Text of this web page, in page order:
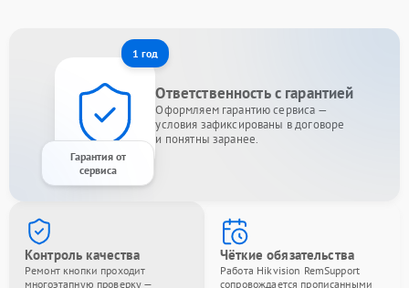
1 год
Гарантия от
сервиса
Ответственность с гарантией
Оформляем гарантию сервиса —
условия зафиксированы в договоре
и понятны заранее.
Контроль качества
Ремонт кнопки проходит
многоэтапную проверку —
Чёткие обязательства
Работа Hikvision RemSupport
сопровождается прописанными